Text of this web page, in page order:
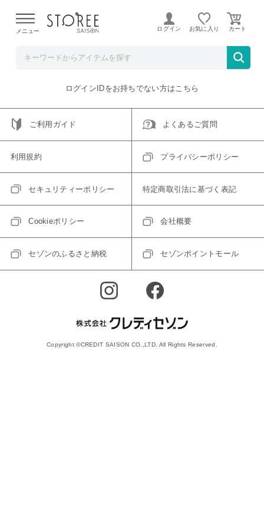
よる配送遅延が発生しております。
メニュー ログイン お気に入り
ご指定のアイテムは取り扱い終了、またはただいま取り扱い
トップへ戻る
ログインIDをお持ちでない方はこちら
ご利用ガイド よくあるご質問
利用規約 プライバシーポリシー
セキュリティーポリシー 特定商取引法に基づく表記
Cookieポリシー 会社概要
セゾンのふるさと納税 セゾンポイントモール
Copyright ©CREDIT SAISON CO.,LTD. All Rights Reserved.